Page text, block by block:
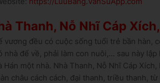
Thanh, Nỗ Nhĩ Cáp
vương đều có cuộc sống tuổi trẻ bần hàn,
nhà để về, phải làm con nuôi,... sau này
Hán một nhà. Nhà Thanh, Nỗ Nhĩ Cáp Xích,
châu cách cách, đại thanh, triều thanh, từ